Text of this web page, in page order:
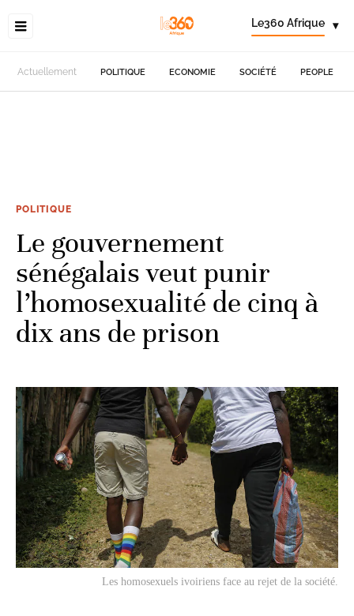
Le360 Afrique ▾
Actuellement POLITIQUE ECONOMIE SOCIÉTÉ PEOPLE
POLITIQUE
Le gouvernement
sénégalais veut punir
l’homosexualité de cinq à
dix ans de prison
Les homosexuels ivoiriens face au rejet de la société.